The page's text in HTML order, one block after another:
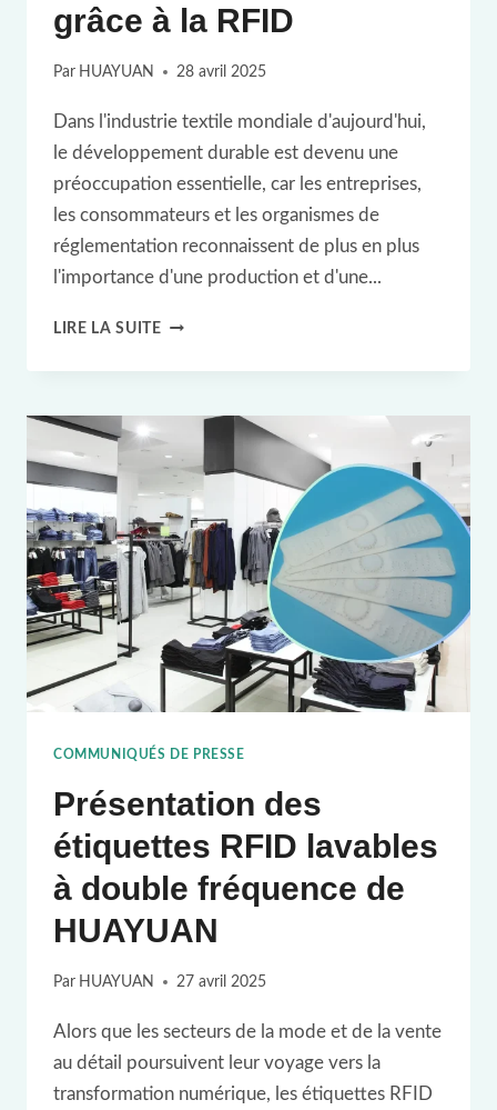
grâce à la RFID
Par HUAYUAN 28 avril 2025
Dans l'industrie textile mondiale d'aujourd'hui,
le développement durable est devenu une
préoccupation essentielle, car les entreprises,
les consommateurs et les organismes de
réglementation reconnaissent de plus en plus
l'importance d'une production et d'une...
LIRE LA SUITEGESTION
CYCLE
VIE
DES
TEXTILES
GRÂCE
À
LA
RFID
COMMUNIQUÉS DE PRESSE
Présentation des
étiquettes RFID lavables
à double fréquence de
HUAYUAN
Par HUAYUAN 27 avril 2025
Alors que les secteurs de la mode et de la vente
au détail poursuivent leur voyage vers la
transformation numérique, les étiquettes RFID